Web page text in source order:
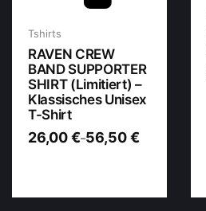
Tshirts
RAVEN CREW
BAND SUPPORTER
SHIRT (Limitiert) –
Klassisches Unisex
T-Shirt
26,00€–56,50€